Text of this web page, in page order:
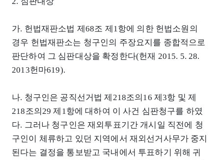
가. 헌법재판소법 제68조 제1항에 의한 헌법소원의
경우 헌법재판소는 청구인의 주장요지를 종합적으로
판단하여 그 심판대상을 확정한다(헌재 2015. 5. 28.
2013헌마619).
나. 청구인은 공직선거법 제218조의16 제3항 및 제
218조의29 제1항에 대하여 이 사건 심판청구를 하였
다. 그러나 청구인은 재외투표기간 개시일 직전에 청
구인이 체류하고 있던 지역에서 재외선거사무가 중지
된다는 결정을 통보받고 국내에서 투표하기 위해 귀